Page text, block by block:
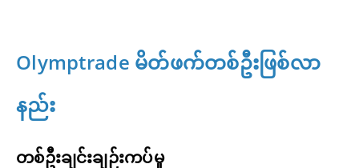
Olymptrade မိတ်ဖက်တစ်ဦးဖြစ်လာ
နည်း
တစ်ဦးချင်းချဉ်းကပ်မှု